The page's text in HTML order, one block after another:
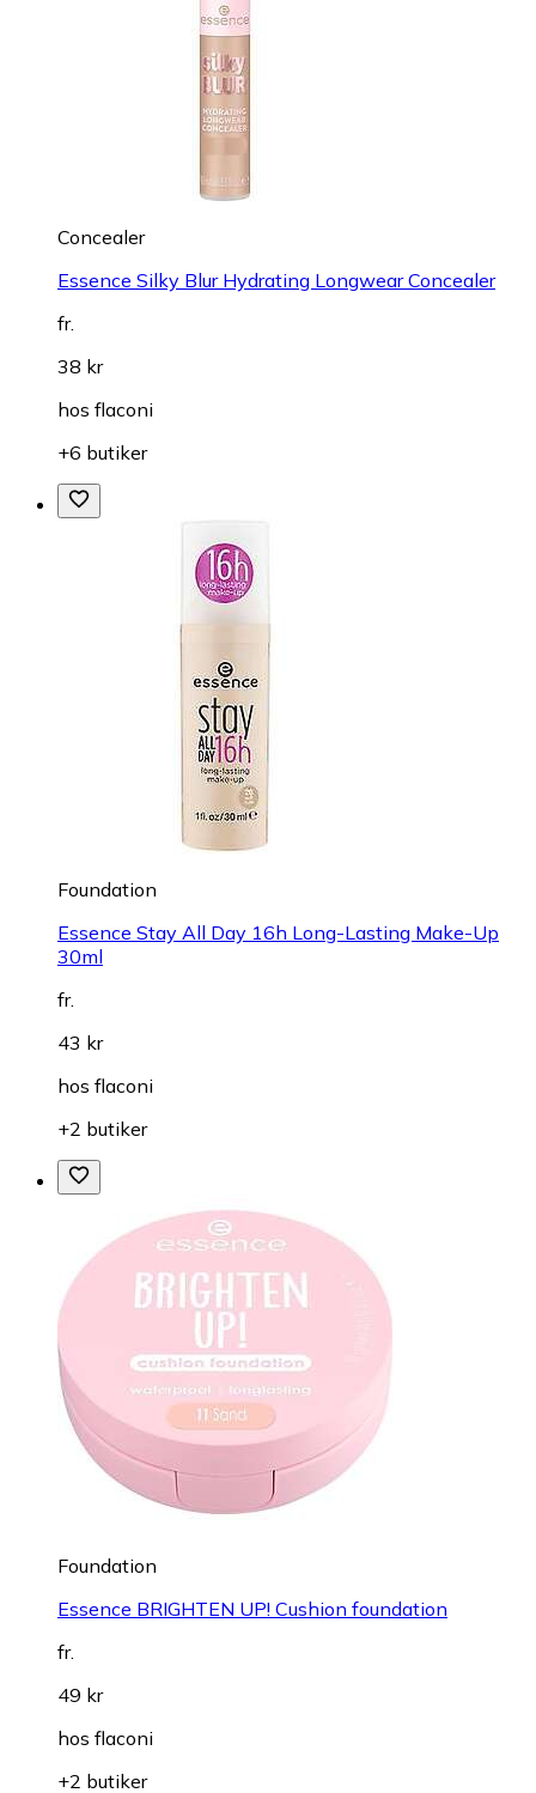
Concealer
Essence Silky Blur Hydrating Longwear Concealer
fr.
38 kr
hos flaconi
+6 butiker
Foundation
Essence Stay All Day 16h Long-Lasting Make-Up
30ml
fr.
43 kr
hos flaconi
+2 butiker
Foundation
Essence BRIGHTEN UP! Cushion foundation
fr.
49 kr
hos flaconi
+2 butiker